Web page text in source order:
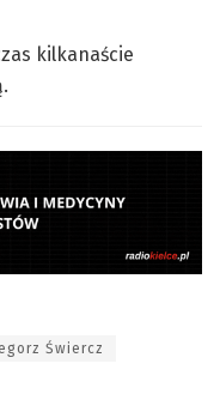
kilkanaście
Świercz